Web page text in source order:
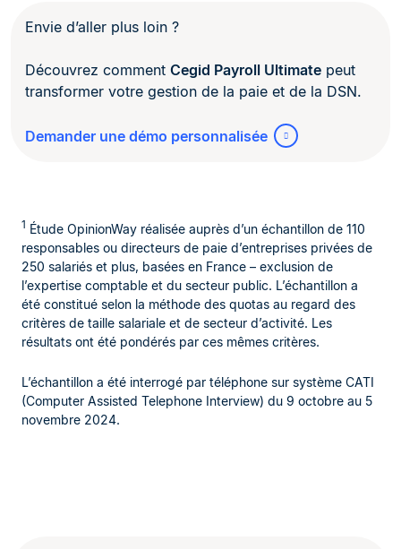
Envie d’aller plus loin ?
Découvrez comment Cegid Payroll Ultimate peut
transformer votre gestion de la paie et de la DSN.
Demander une démo personnalisée
1 Étude OpinionWay réalisée auprès d’un échantillon de 110
responsables ou directeurs de paie d’entreprises privées de
250 salariés et plus, basées en France – exclusion de
l’expertise comptable et du secteur public. L’échantillon a
été constitué selon la méthode des quotas au regard des
critères de taille salariale et de secteur d’activité. Les
résultats ont été pondérés par ces mêmes critères.
L’échantillon a été interrogé par téléphone sur système CATI
(Computer Assisted Telephone Interview) du 9 octobre au 5
novembre 2024.